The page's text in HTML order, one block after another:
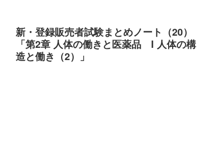
新・登録販売者試験まとめノート（20）
「第2章 人体の働きと医薬品 I 人体の構
造と働き（2）」